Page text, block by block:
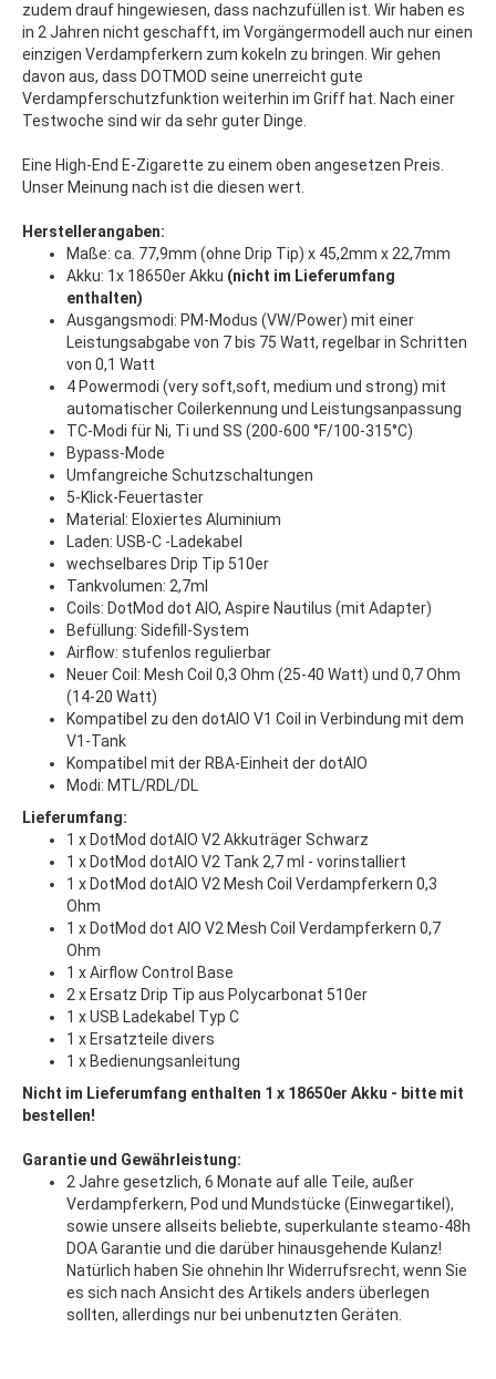
zudem drauf hingewiesen, dass nachzufüllen ist. Wir haben es
in 2 Jahren nicht geschafft, im Vorgängermodell auch nur einen
einzigen Verdampferkern zum kokeln zu bringen. Wir gehen
davon aus, dass DOTMOD seine unerreicht gute
Verdampferschutzfunktion weiterhin im Griff hat. Nach einer
Testwoche sind wir da sehr guter Dinge.
Eine High-End E-Zigarette zu einem oben angesetzen Preis.
Unser Meinung nach ist die diesen wert.
Herstellerangaben:
Maße: ca. 77,9mm (ohne Drip Tip) x 45,2mm x 22,7mm
Akku: 1x 18650er Akku (nicht im Lieferumfang
enthalten)
Ausgangsmodi: PM-Modus (VW/Power) mit einer
Leistungsabgabe von 7 bis 75 Watt, regelbar in Schritten
von 0,1 Watt
4 Powermodi (very soft,soft, medium und strong) mit
automatischer Coilerkennung und Leistungsanpassung
TC-Modi für Ni, Ti und SS (200-600 °F/100-315°C)
Bypass-Mode
Umfangreiche Schutzschaltungen
5-Klick-Feuertaster
Material: Eloxiertes Aluminium
Laden: USB-C -Ladekabel
wechselbares Drip Tip 510er
Tankvolumen: 2,7ml
Coils: DotMod dot AIO, Aspire Nautilus (mit Adapter)
Befüllung: Sidefill-System
Airflow: stufenlos regulierbar
Neuer Coil: Mesh Coil 0,3 Ohm (25-40 Watt) und 0,7 Ohm
(14-20 Watt)
Kompatibel zu den dotAIO V1 Coil in Verbindung mit dem
V1-Tank
Kompatibel mit der RBA-Einheit der dotAIO
Modi: MTL/RDL/DL
Lieferumfang:
1 x DotMod dotAIO V2 Akkuträger Schwarz
1 x DotMod dotAIO V2 Tank 2,7 ml - vorinstalliert
1 x DotMod dotAIO V2 Mesh Coil Verdampferkern 0,3
Ohm
1 x DotMod dot AIO V2 Mesh Coil Verdampferkern 0,7
Ohm
1 x Airflow Control Base
2 x Ersatz Drip Tip aus Polycarbonat 510er
1 x USB Ladekabel Typ C
1 x Ersatzteile divers
1 x Bedienungsanleitung
Nicht im Lieferumfang enthalten 1 x 18650er Akku - bitte mit
bestellen!
Garantie und Gewährleistung:
2 Jahre gesetzlich, 6 Monate auf alle Teile, außer
Verdampferkern, Pod und Mundstücke (Einwegartikel),
sowie unsere allseits beliebte, superkulante steamo-48h
DOA Garantie und die darüber hinausgehende Kulanz!
Natürlich haben Sie ohnehin Ihr Widerrufsrecht, wenn Sie
es sich nach Ansicht des Artikels anders überlegen
sollten, allerdings nur bei unbenutzten Geräten.